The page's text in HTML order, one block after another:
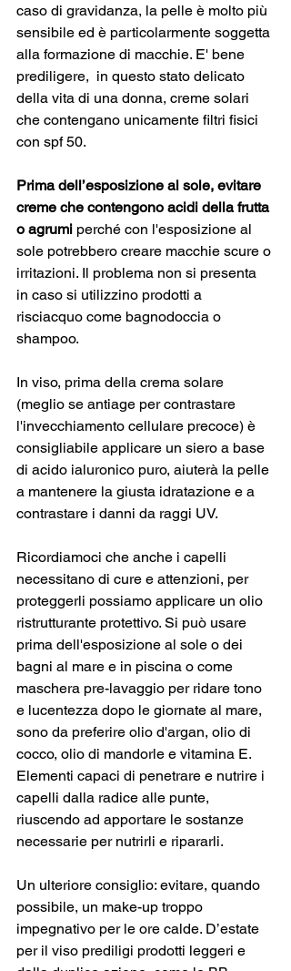
caso di gravidanza, la pelle è molto più
sensibile ed è particolarmente soggetta
alla formazione di macchie. E' bene
prediligere,  in questo stato delicato
della vita di una donna, creme solari
che contengano unicamente filtri fisici
con spf 50.
Prima dell’esposizione al sole, evitare
creme che contengono acidi della frutta
o agrumi perché con l'esposizione al
sole potrebbero creare macchie scure o
irritazioni. Il problema non si presenta
in caso si utilizzino prodotti a
risciacquo come bagnodoccia o
shampoo.
In viso, prima della crema solare
(meglio se antiage per contrastare
l'invecchiamento cellulare precoce) è
consigliabile applicare un siero a base
di acido ialuronico puro, aiuterà la pelle
a mantenere la giusta idratazione e a
contrastare i danni da raggi UV.
Ricordiamoci che anche i capelli
necessitano di cure e attenzioni, per
proteggerli possiamo applicare un olio
ristrutturante protettivo. Si può usare
prima dell'esposizione al sole o dei
bagni al mare e in piscina o come
maschera pre-lavaggio per ridare tono
e lucentezza dopo le giornate al mare,
sono da preferire olio d'argan, olio di
cocco, olio di mandorle e vitamina E.
Elementi capaci di penetrare e nutrire i
capelli dalla radice alle punte,
riuscendo ad apportare le sostanze
necessarie per nutrirli e ripararli.
Un ulteriore consiglio: evitare, quando
possibile, un make-up troppo
impegnativo per le ore calde. D’estate
per il viso prediligi prodotti leggeri e